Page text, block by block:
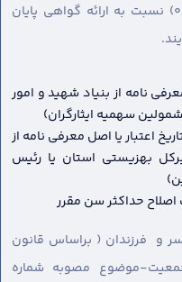
پس از تاریخ برگزاری آزمون (۰۸/۱۰/۱۴۰۲) نسبت به ارائه گواهی پایان
نامه از بنیاد شهید و امور
سهمیه ایثارگران)
اعتبار یا اصل معرفی نامه از
بهزیستی استان یا رئیس
اصلاح حداکثر سن مقرر
و فرزندان ( براساس قانون
موضوع مصوبه شماره